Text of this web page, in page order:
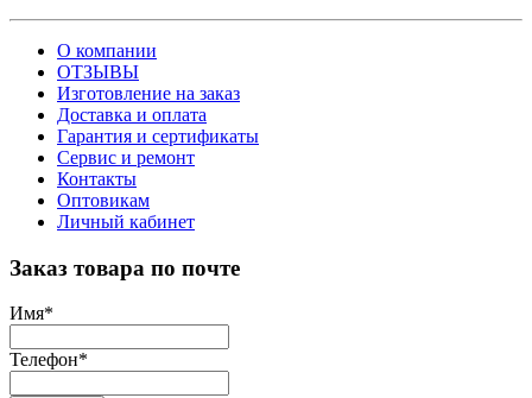
О компании
ОТЗЫВЫ
Изготовление на заказ
Доставка и оплата
Гарантия и сертификаты
Сервис и ремонт
Контакты
Оптовикам
Личный кабинет
Заказ товара по почте
Имя*
Телефон*